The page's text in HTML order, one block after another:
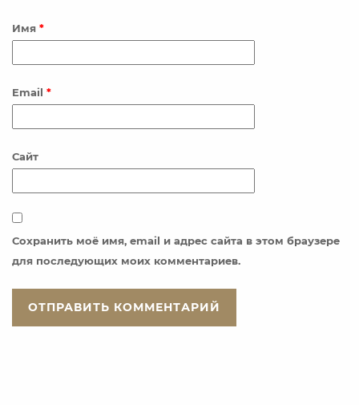
Имя *
Email *
Сайт
Сохранить моё имя, email и адрес сайта в этом браузере
для последующих моих комментариев.